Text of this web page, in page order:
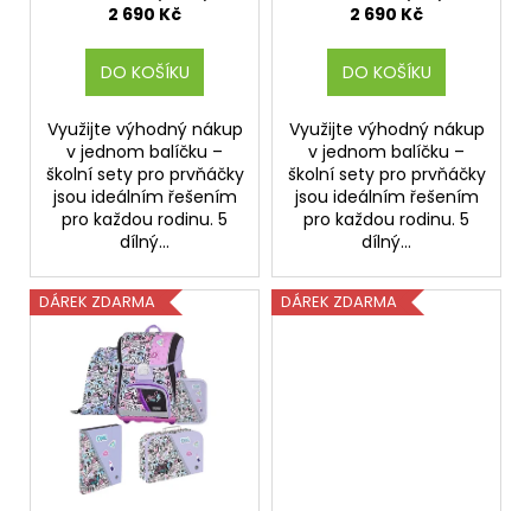
2 690 Kč
DO KOŠÍKU
Využijte výhodný nákup
v jednom balíčku –
školní sety pro prvňáčky
jsou ideálním řešením
pro každou rodinu. 5
dílný...
2 690 Kč
DO KOŠÍKU
Využijte výhodný nákup
v jednom balíčku –
školní sety pro prvňáčky
jsou ideálním řešením
pro každou rodinu. 5
dílný...
DÁREK ZDARMA DÁREK ZDARMA